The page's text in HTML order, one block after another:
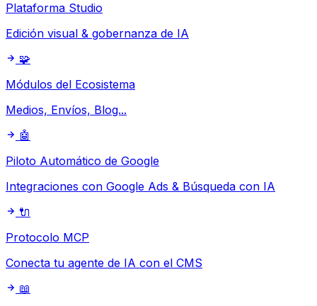
Plataforma Studio
Edición visual & gobernanza de IA
🧩
Módulos del Ecosistema
Medios, Envíos, Blog...
🤖
Piloto Automático de Google
Integraciones con Google Ads & Búsqueda con IA
🔌
Protocolo MCP
Conecta tu agente de IA con el CMS
📖